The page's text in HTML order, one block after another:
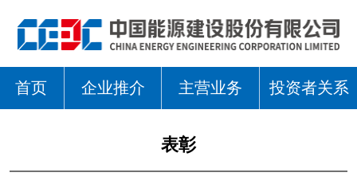
首页 企业推介 主营业务 投资者关系
表彰